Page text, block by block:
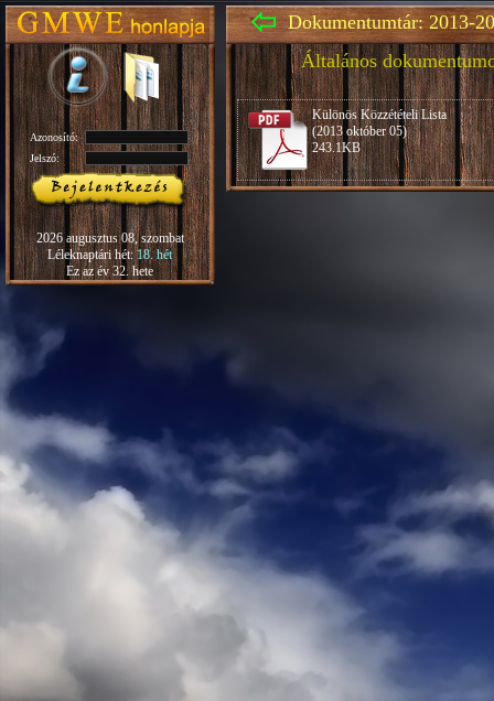
Azonosító:
Jelszó:
2026 augusztus 08, szombat
Léleknaptári hét:18. hét
Ez az év 32. hete
Dokumentumtár: 2013-
Általános
Különös Közzétételi Lista
(2013 október 05)
243.1KB